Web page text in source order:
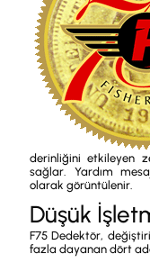
derinliğini etkileyen
sağlar. Yardım
olarak görüntülenir.
Düşük
F75 Dedektör,
fazla dayanan dört